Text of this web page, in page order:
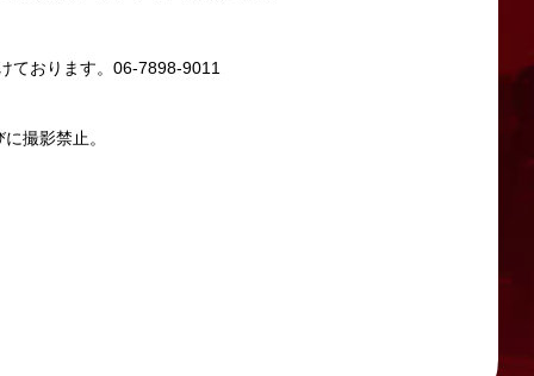
ております。06-7898-9011
撮影禁止。